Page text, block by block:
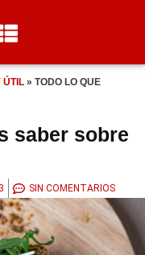
ÚTIL » TODO LO QUE
saber sobre
SIN COMENTARIOS